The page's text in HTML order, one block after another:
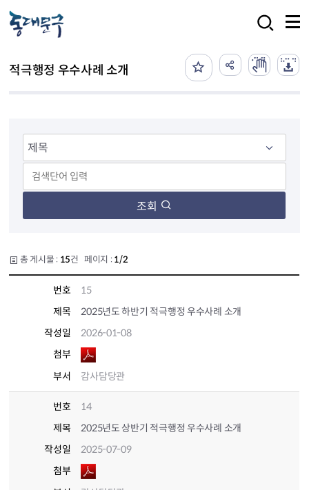
적극행정 우수사례 소개
조회
총 게시물 : 15건 페이지 : 1/2
번호
15
제목
2025년도 하반기 적극행정 우수사례 소개
작성일
2026-01-08
첨부
부서
감사담당관
번호
14
제목
2025년도 상반기 적극행정 우수사례 소개
작성일
2025-07-09
첨부